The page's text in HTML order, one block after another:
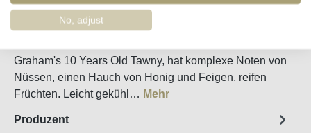
Graham's 10 Years Old Tawny, hat komplexe Noten von
Nüssen, einen Hauch von Honig und Feigen, reifen
Früchten. Leicht gekühl… Mehr
Produzent
No, adjust